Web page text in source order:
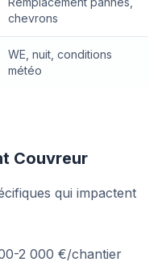
chevrons
WE, nuit, conditions
météo
Couvreur
qui impactent
2 000 €/chantier